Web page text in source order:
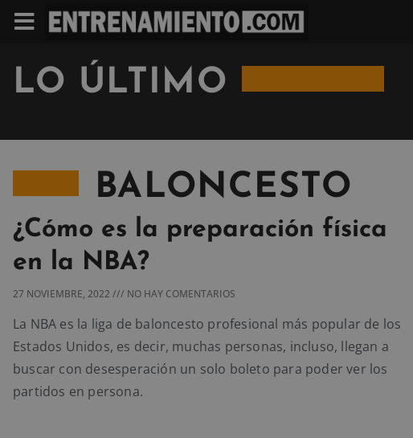
LO ÚLTIMO
BALONCESTO
¿Cómo es la preparación física
en la NBA?
27 NOVIEMBRE, 2022 NO HAY COMENTARIOS
La NBA es la liga de baloncesto profesional más popular de los
Estados Unidos, es decir, muchas personas, incluso, llegan a
buscar con desesperación un solo boleto para poder ver los
partidos en persona.